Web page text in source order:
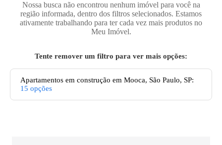
Nossa busca não encontrou nenhum imóvel para você na
região informada, dentro dos filtros selecionados. Estamos
ativamente trabalhando para ter cada vez mais produtos no
Meu Imóvel.
Tente remover um filtro para ver mais opções:
Apartamentos em construção em Mooca, São Paulo, SP:
15 opções